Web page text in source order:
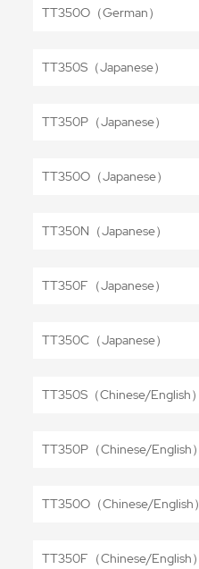
TT350O（German）
TT350S（Japanese）
TT350P（Japanese）
TT350O（Japanese）
TT350N（Japanese）
TT350F（Japanese）
TT350C（Japanese）
TT350S（Chinese/English）
TT350P（Chinese/English）
TT350O（Chinese/English）
TT350F（Chinese/English）